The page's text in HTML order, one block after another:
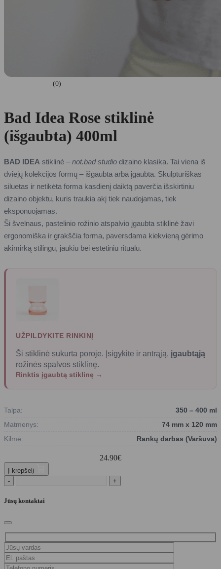
(0)
Bad Idea Rose stiklinė
(išgaubta) 400ml
BAD IDEA stiklinė –not.bad studio dizaino klasika. Tai viena iš
dviejų kolekcijos formų – išgaubta arba įgaubta. Skulptūriškas
siluetas ir netikėta forma kasdienį daiktą paverčia išskirtiniu
dizaino objektu, kuris traukia akį tiek naudojamas, tiek
eksponuojamas.
Ši švelnaus, pastelinio rožinio atspalvio įgaubta stiklinė žavi
ergonomiška ir grakščia forma, paversdama kiekvieną gėrimo
akimirką stilingu, jaukiu bei estetiniu ritualu.
UŽPILDYKITE RINKINĮ
Ši stiklinė sukurta poroje. Įsigykite ir antrąją, įgaubtąją
rožinės spalvos stiklinę.
Rinktis įgaubtą stiklinę →
Talpa:
350 – 400 ml
Matmenys:
74 mm x 120 mm
Kilmė:
Rankų darbas (Varšuva)
24.90€
Į krepšelį
-
+
Jūsų kontaktai